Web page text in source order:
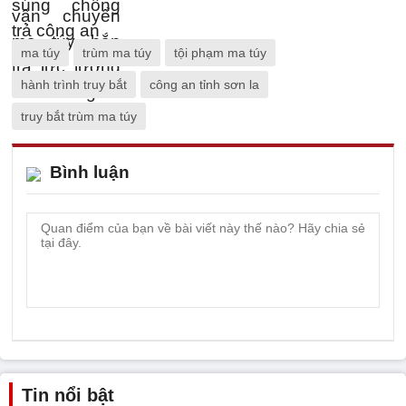
ma túy trùm ma túy tội phạm ma túy
hành trình truy bắt công an tỉnh sơn la
truy bắt trùm ma túy
Bình luận
Tin nổi bật